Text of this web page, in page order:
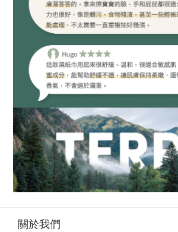
關於我們